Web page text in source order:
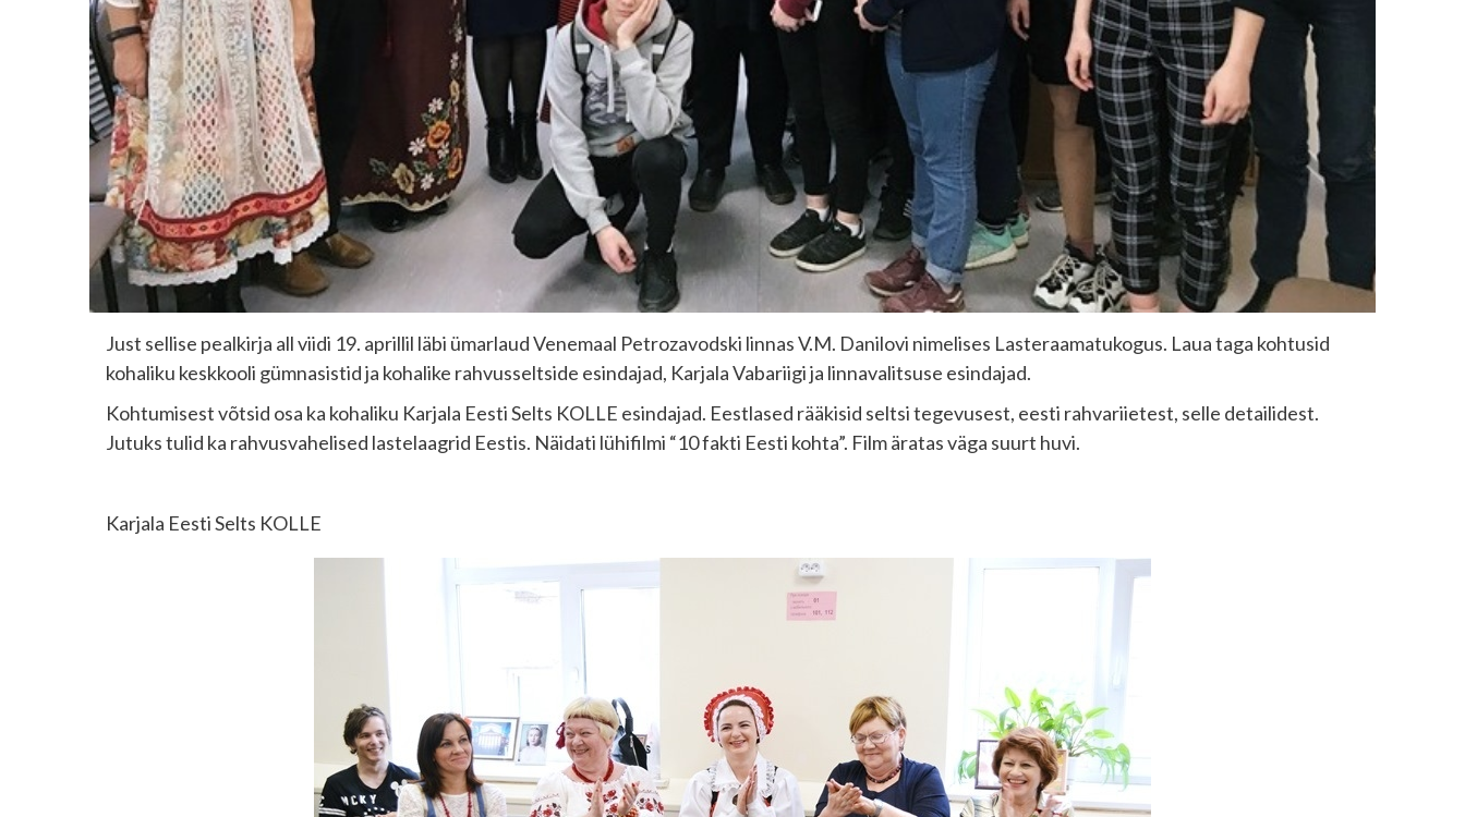
Just sellise pealkirja all viidi 19. aprillil läbi ümarlaud Venemaal Petrozavodski linnas V.M. Danilovi nimelises Lasteraamatukogus. Laua taga kohtusid
kohaliku keskkooli gümnasistid ja kohalike rahvusseltside esindajad, Karjala Vabariigi ja linnavalitsuse esindajad.
Kohtumisest võtsid osa ka kohaliku Karjala Eesti Selts KOLLE esindajad. Eestlased rääkisid seltsi tegevusest, eesti rahvariietest, selle detailidest.
Jutuks tulid ka rahvusvahelised lastelaagrid Eestis. Näidati lühifilmi “10 fakti Eesti kohta”. Film äratas väga suurt huvi.
Karjala Eesti Selts KOLLE